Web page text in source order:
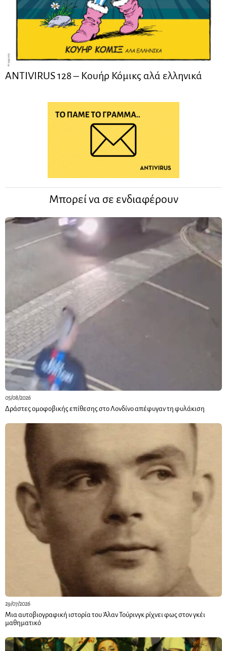
ANTIVIRUS 128 – Kουήρ Κόμικς αλά ελληνικά
Μπορεί να σε ενδιαφέρουν
05/08/2026
Δράστες ομοφοβικής επίθεσης στο Λονδίνο απέφυγαν τη φυλάκιση
29/07/2026
Μια αυτοβιογραφική ιστορία του Άλαν Τούρινγκ ρίχνει φως στον γκέι
μαθηματικό